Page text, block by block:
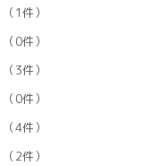
（1件）
（0件）
（3件）
（0件）
（4件）
（2件）